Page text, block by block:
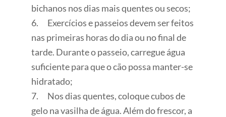
bichanos nos dias mais quentes ou secos;
6. Exercícios e passeios devem ser feitos
nas primeiras horas do dia ou no final de
tarde. Durante o passeio, carregue água
suficiente para que o cão possa manter-se
hidratado;
7. Nos dias quentes, coloque cubos de
gelo na vasilha de água. Além do frescor, a